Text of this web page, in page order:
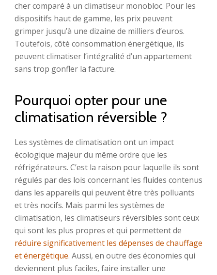
cher comparé à un climatiseur monobloc. Pour les
dispositifs haut de gamme, les prix peuvent
grimper jusqu’à une dizaine de milliers d’euros.
Toutefois, côté consommation énergétique, ils
peuvent climatiser l’intégralité d’un appartement
sans trop gonfler la facture.
Pourquoi opter pour une
climatisation réversible ?
Les systèmes de climatisation ont un impact
écologique majeur du même ordre que les
réfrigérateurs. C’est la raison pour laquelle ils sont
régulés par des lois concernant les fluides contenus
dans les appareils qui peuvent être très polluants
et très nocifs. Mais parmi les systèmes de
climatisation, les climatiseurs réversibles sont ceux
qui sont les plus propres et qui permettent de
réduire significativement les dépenses de chauffage
et énergétique. Aussi, en outre des économies qui
deviennent plus faciles, faire installer une